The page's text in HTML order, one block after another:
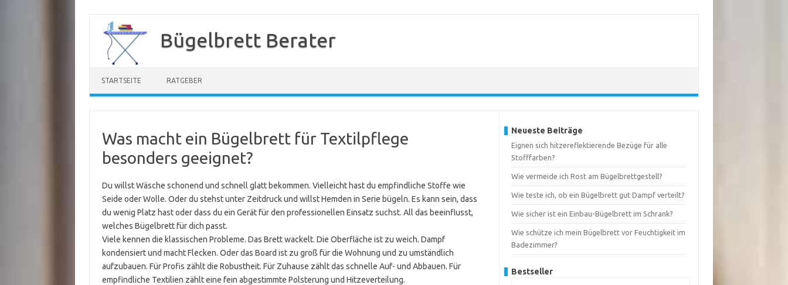
Inhalt
springen
Bügelbrett Berater
STARTSEITE RATGEBER
Was macht ein Bügelbrett für Textilpflege
besonders geeignet?
Du willst Wäsche schonend und schnell glatt bekommen. Vielleicht hast du empfindliche Stoffe wie
Seide oder Wolle. Oder du stehst unter Zeitdruck und willst Hemden in Serie bügeln. Es kann sein, dass
du wenig Platz hast oder dass du ein Gerät für den professionellen Einsatz suchst. All das beeinflusst,
welches Bügelbrett für dich passt.
Viele kennen die klassischen Probleme. Das Brett wackelt. Die Oberfläche ist zu weich. Dampf
kondensiert und macht Flecken. Oder das Board ist zu groß für die Wohnung und zu umständlich
aufzubauen. Für Profis zählt die Robustheit. Für Zuhause zählt das schnelle Auf- und Abbauen. Für
empfindliche Textilien zählt eine fein abgestimmte Polsterung und Hitzeverteilung.
Neueste Beiträge
Eignen sich hitzereflektierende Bezüge für alle
Stofffarben?
Wie vermeide ich Rost am Bügelbrettgestell?
Wie teste ich, ob ein Bügelbrett gut Dampf verteilt?
Wie sicher ist ein Einbau-Bügelbrett im Schrank?
Wie schütze ich mein Bügelbrett vor Feuchtigkeit im
Badezimmer?
Bestseller